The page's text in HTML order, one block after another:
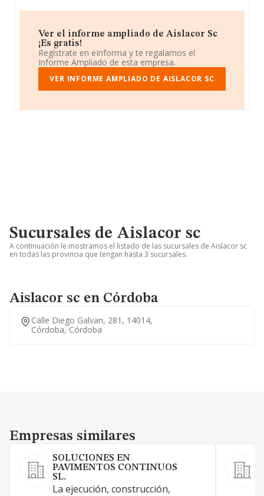
Ver el informe ampliado de Aislacor Sc
¡Es gratis!
Regístrate en eInforma y te regalamos el
Informe Ampliado de esta empresa.
VER INFORME AMPLIADO DE AISLACOR SC
Sucursales de Aislacor sc
A continuación le mostramos el listado de las sucursales de Aislacor sc
en todas las provincia que tengan hasta 3 sucursales.
Aislacor sc en Córdoba
Calle Diego Galvan, 281, 14014,
Córdoba, Córdoba
Empresas similares
Empresas similares
SOLUCIONES EN
PAVIMENTOS CONTINUOS
SL.
La ejecución, construcción,